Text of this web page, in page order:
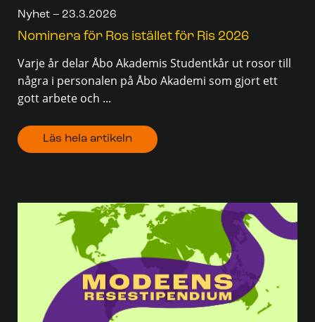
Nyhet – 23.3.2026
Nominera för Ros istället för Ris 2026
Varje år delar Åbo Akademis Studentkår ut rosor till
några i personalen på Åbo Akademi som gjort ett
gott arbete och ...
Läs hela artikeln